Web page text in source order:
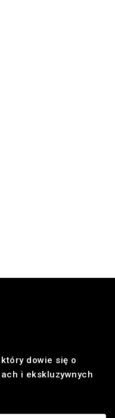
dowie się o
i ekskluzywnych